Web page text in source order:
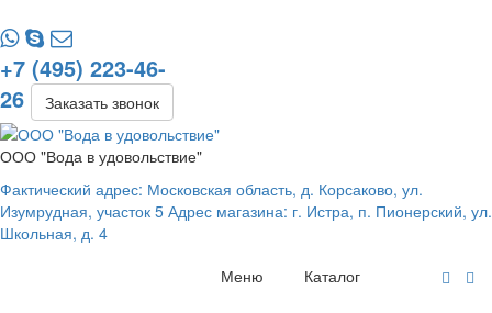
+7 (495) 223-46-
26
Заказать звонок
ООО "Вода в удовольствие"
Фактический адрес: Московская область, д. Корсаково, ул.
Изумрудная, участок 5 Адрес магазина: г. Истра, п. Пионерский, ул.
Школьная, д. 4
Каталог
Меню